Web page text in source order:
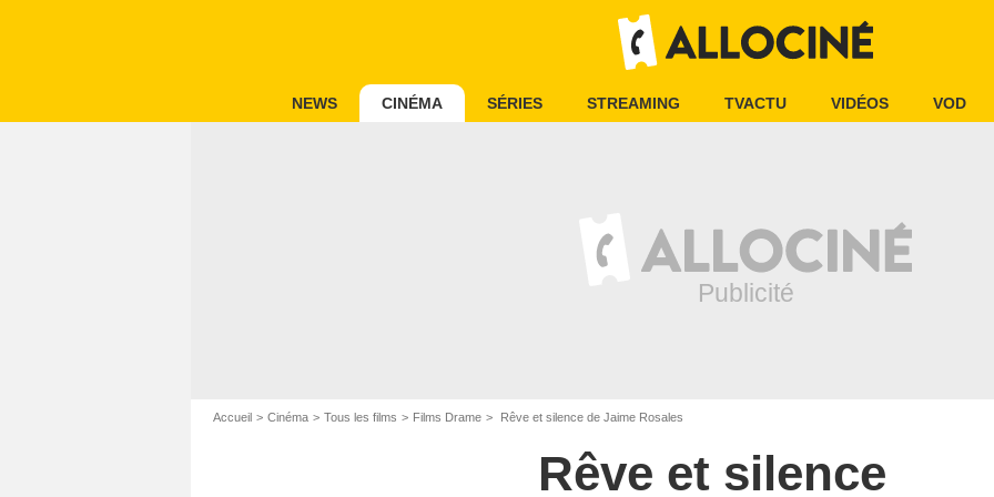
NEWS CINÉMA SÉRIES STREAMING TVACTU VIDÉOS VOD
Accueil Cinéma Tous les films Films Drame Rêve et silence de Jaime Rosales
Rêve et silence